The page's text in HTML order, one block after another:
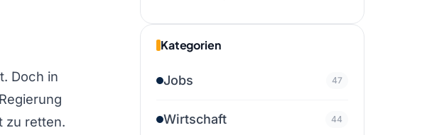
Doch in
zu retten.
Kategorien
Jobs 47
Wirtschaft 44